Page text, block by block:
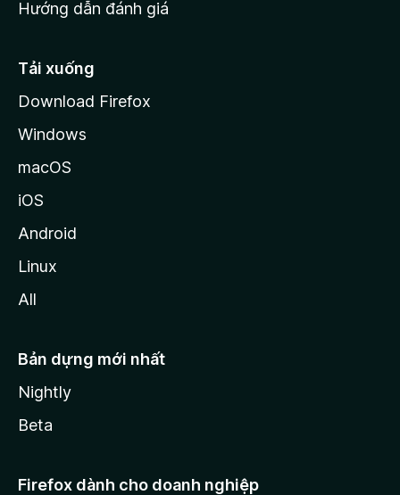
i
l
Hướng dẫn đánh giá
Tải xuống
Download Firefox
Windows
macOS
iOS
Android
Linux
All
Bản dựng mới nhất
Nightly
Beta
Firefox dành cho doanh nghiệp